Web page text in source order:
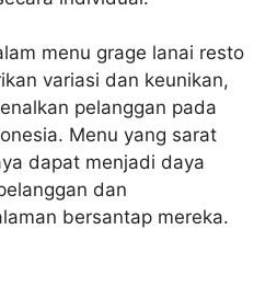
menu grage lanai resto
variasi dan keunikan,
pelanggan pada
Menu yang sarat
dapat menjadi daya
dan
bersantap mereka.